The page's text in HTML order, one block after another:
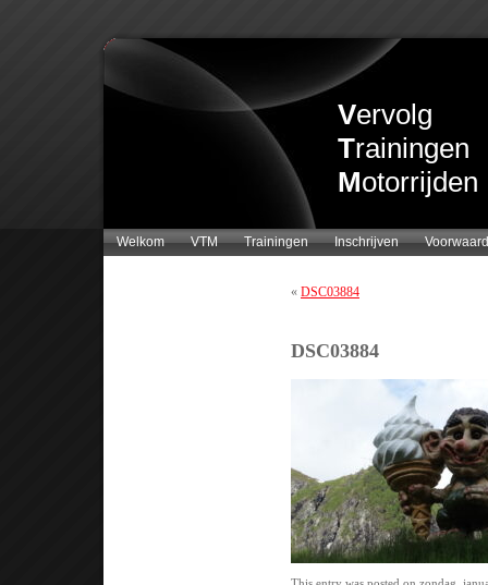
Vervolg
Trainingen
Motorrijden
Welkom VTM Trainingen Inschrijven
« DSC03884
DSC03884